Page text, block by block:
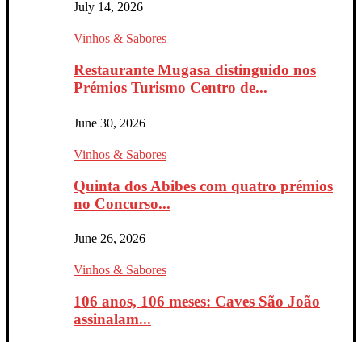
July 14, 2026
Vinhos & Sabores
Restaurante Mugasa distinguido nos
Prémios Turismo Centro de...
June 30, 2026
Vinhos & Sabores
Quinta dos Abibes com quatro prémios
no Concurso...
June 26, 2026
Vinhos & Sabores
106 anos, 106 meses: Caves São João
assinalam...